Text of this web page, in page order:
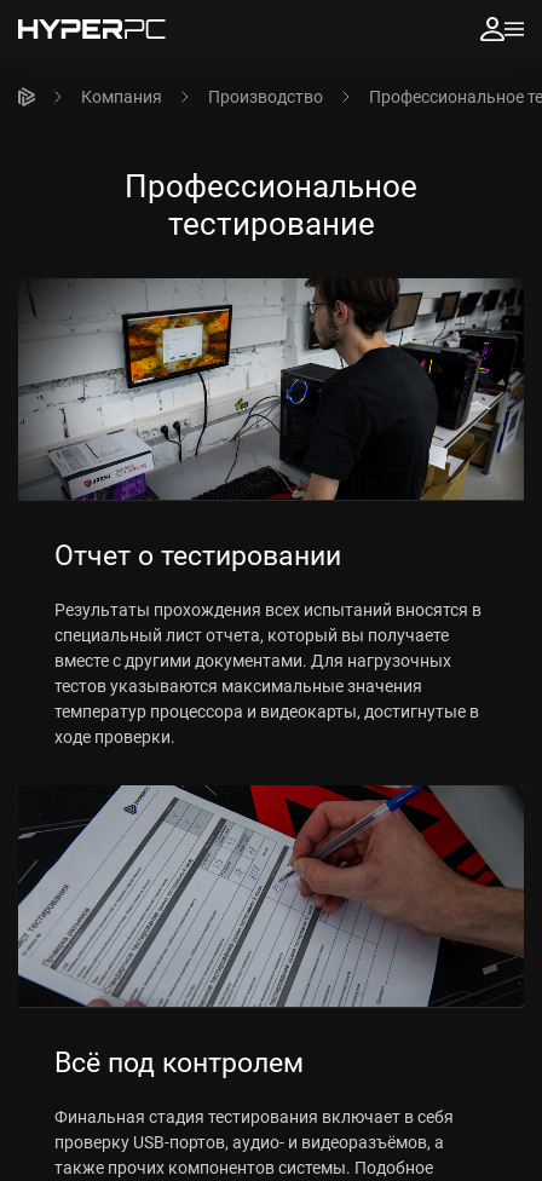
Компания Производство Профессиональное
Профессиональное
тестирование
Отчет о тестировании
Результаты прохождения всех испытаний вносятся в
специальный лист отчета, который вы получаете
вместе с другими документами. Для нагрузочных
тестов указываются максимальные значения
температур процессора и видеокарты, достигнутые в
ходе проверки.
Всё под контролем
Финальная стадия тестирования включает в себя
проверку USB-портов, аудио- и видеоразъёмов, а
также прочих компонентов системы. Подобное